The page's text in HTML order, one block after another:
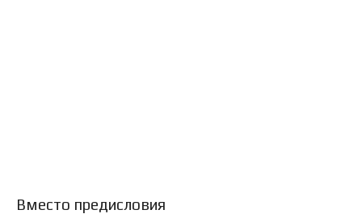
Вместо предисловия